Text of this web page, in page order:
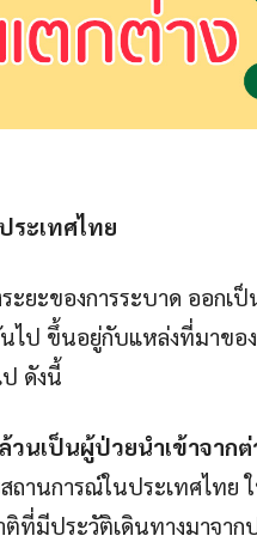
ระเทศไทย
ยะของการระบาด ออกเ
ไป ขึ้นอยู่กับแหล่งที่มาขอ
ดังนี้
นเป็นผู้ป่วยนำเข้าจากต่
ถานการณ์ในประเทศไทย
ที่มีประวัติเดินทางมาจากป